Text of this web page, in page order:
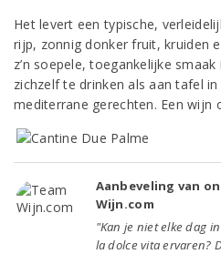
Het levert een typische,
rijp, zonnig donker fruit, kruiden
z’n soepele, toegankelijke
zichzelf te drinken als aan tafel
mediterrane gerechten. Een wijn
Aanbeveling van
Wijn.com
"Kan je niet elke dag
la dolce vita ervaren?